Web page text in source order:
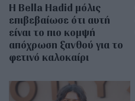
Η Bella Hadid μόλις
επιβεβαίωσε ότι αυτή
είναι το πιο κομψή
απόχρωση ξανθού για το
φετινό καλοκαίρι